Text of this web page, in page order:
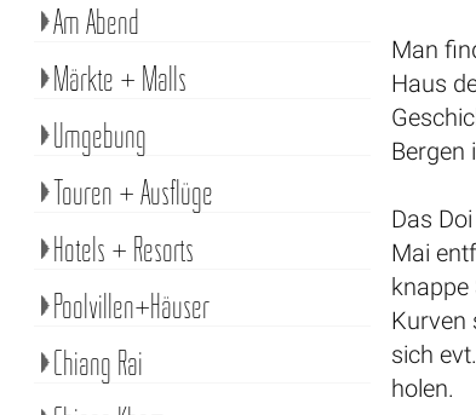
Man
Haus
Bergen
Das
Mai
knappe
Kurven
sich
holen.
Am Abend
Märkte + Malls
Umgebung
Touren + Ausflüge
Hotels + Resorts
Poolvillen+Häuser
Chiang Rai